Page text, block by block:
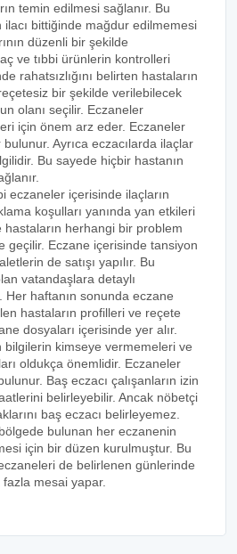
temin edilmesi sağlanır. Bu
ilacı bittiğinde mağdur edilmemesi
düzenli bir şekilde
ve tıbbi ürünlerin kontrolleri
rahatsızlığını belirten hastaların
bir şekilde verilebilecek
olanı seçilir. Eczaneler
için önem arz eder. Eczaneler
Ayrıca eczacılarda ilaçlar
Bu sayede hiçbir hastanın
eczaneler içerisinde ilaçların
koşulları yanında yan etkileri
hastaların herhangi bir problem
geçilir. Eczane içerisinde tansiyon
de satışı yapılır. Bu
vatandaşlara detaylı
Her haftanın sonunda eczane
hastaların profilleri ve reçete
dosyaları içerisinde yer alır.
bilgilerin kimseye vermemeleri ve
oldukça önemlidir. Eczaneler
Baş eczacı çalışanların izin
belirleyebilir. Ancak nöbetçi
baş eczacı belirleyemez.
bulunan her eczanenin
için bir düzen kurulmuştur. Bu
de belirlenen günlerinde
mesai yapar.